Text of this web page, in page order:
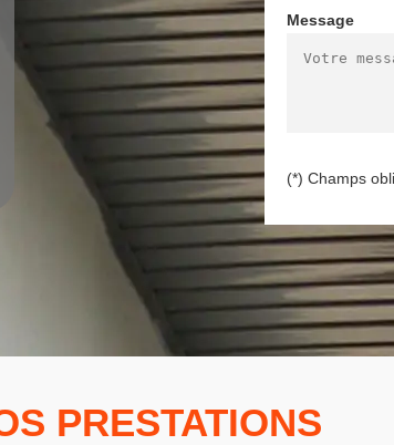
Message
(*) Champs
PRESTATIONS